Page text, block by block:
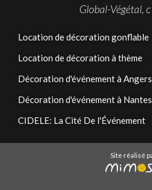
Global-Végétal,
Location de décoration gonflable
Location de décoration à thème
Décoration d'événement à Angers
Décoration d'événement à Nantes
CIDELE: La Cité De l'Événement
Site réalisé